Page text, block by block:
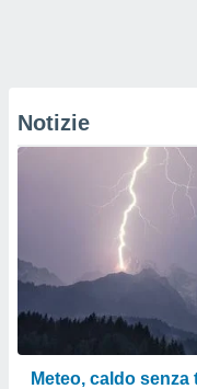
Notizie
Meteo, caldo